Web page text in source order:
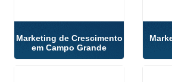
Marketing de Crescimento
em Campo Grande